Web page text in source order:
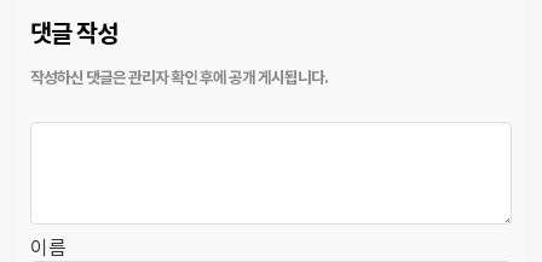
댓글 작성
이름